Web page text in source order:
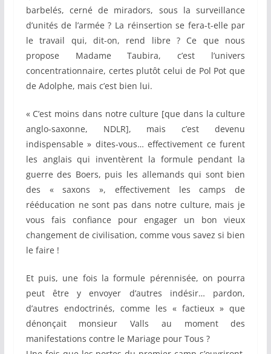
barbelés, cerné de miradors, sous la surveillance
d’unités de l’armée ? La réinsertion se fera-t-elle par
le travail qui, dit-on, rend libre ? Ce que nous
propose Madame Taubira, c’est l’univers
concentrationnaire, certes plutôt celui de Pol Pot que
de Adolphe, mais c’est bien lui.
« C’est moins dans notre culture [que dans la culture
anglo-saxonne, NDLR], mais c’est devenu
indispensable » dites-vous… effectivement ce furent
les anglais qui inventèrent la formule pendant la
guerre des Boers, puis les allemands qui sont bien
des « saxons », effectivement les camps de
rééducation ne sont pas dans notre culture, mais je
vous fais confiance pour engager un bon vieux
changement de civilisation, comme vous savez si bien
le faire !
Et puis, une fois la formule pérennisée, on pourra
peut être y envoyer d’autres indésir… pardon,
d’autres endoctrinés, comme les « factieux » que
dénonçait monsieur Valls au moment des
manifestations contre le Mariage pour Tous ?